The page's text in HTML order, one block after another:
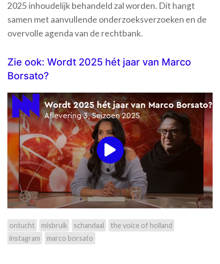
2025 inhoudelijk behandeld zal worden. Dit hangt
samen met aanvullende onderzoeksverzoeken en de
overvolle agenda van de rechtbank.
Zie ook: Wordt 2025 hét jaar van Marco
Borsato?
ontucht misbruik schandaal
the voice of holland
instagram
marco borsato